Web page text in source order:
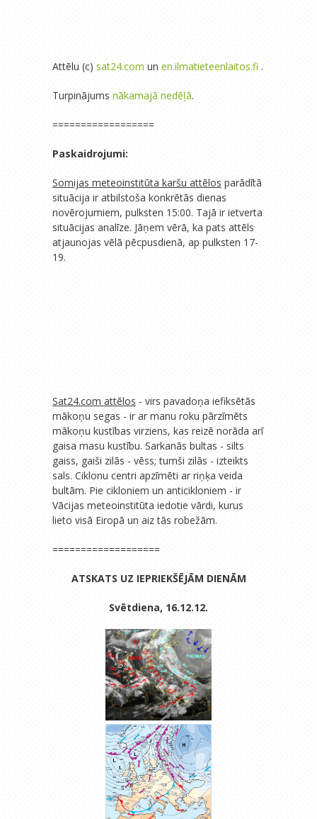
Attēlu (c) sat24.com un en.ilmatieteenlaitos.fi .
Turpinājums nākamajā nedēļā.
==================
Paskaidrojumi:
Somijas meteoinstitūta karšu attēlos parādītā
situācija ir atbilstoša konkrētās dienas
novērojumiem, pulksten 15:00. Tajā ir ietverta
situācijas analīze. Jāņem vērā, ka pats attēls
atjaunojas vēlā pēcpusdienā, ap pulksten 17-
19.
Sat24.com attēlos - virs pavadoņa iefiksētās
mākoņu segas - ir ar manu roku pārzīmēts
mākoņu kustības virziens, kas reizē norāda arī
gaisa masu kustību. Sarkanās bultas - silts
gaiss, gaiši zilās - vēss; tumši zilās - izteikts
sals. Ciklonu centri apzīmēti ar riņķa veida
bultām. Pie cikloniem un anticikloniem - ir
Vācijas meteoinstitūta iedotie vārdi, kurus
lieto visā Eiropā un aiz tās robežām.
===================
ATSKATS UZ IEPRIEKŠĒJĀM DIENĀM
Svētdiena, 16.12.12.